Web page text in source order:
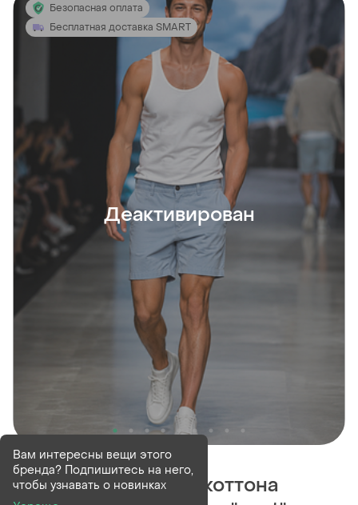
Безопасная оплата
Бесплатная доставка SMART
Деактивирован
Деактивирован1 шт
Шорты мужские из коттона
Вам интересны вещи этого
бренда? Подпишитесь на него,
чтобы узнавать о новинках